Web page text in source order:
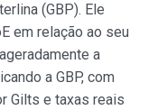
(GBP). Ele
em relação ao seu
a
a GBP, com
Gilts e taxas reais